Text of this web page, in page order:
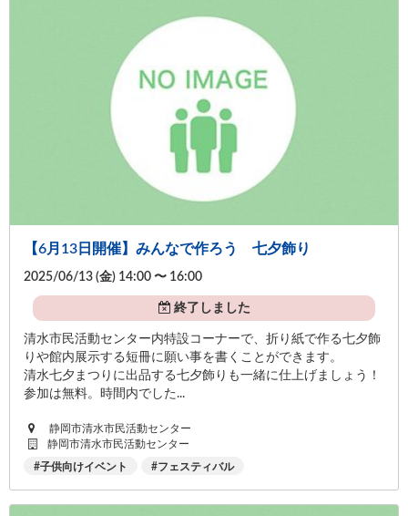
【6月13日開催】みんなで作ろう 七夕飾り
2025/06/13 (金) 14:00 〜 16:00
終了しました
清水市民活動センター内特設コーナーで、折り紙で作る七夕飾
りや館内展示する短冊に願い事を書くことができます。
清水七夕まつりに出品する七夕飾りも一緒に仕上げましょう！
参加は無料。時間内でした...
静岡市清水市民活動センター
静岡市清水市民活動センター
子供向けイベント フェスティバル